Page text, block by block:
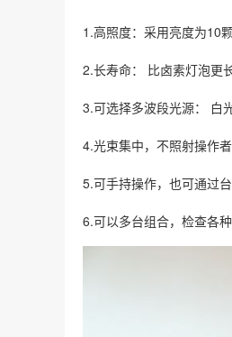
1.高照度：采用亮度为10
2.长寿命： 比卤素灯泡更
3.可选择多波段光源： 白
4.光束集中，不照射操作
5.可手持操作，也可通过
6.可以多台组合，检查各种